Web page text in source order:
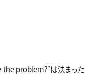
the problem?”は決まった